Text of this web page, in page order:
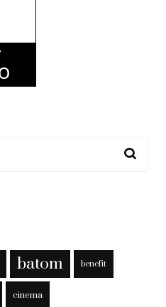
batom benefit
cinema